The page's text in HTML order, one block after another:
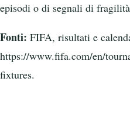
episodi o di segnali di
Fonti: FIFA, risultati e
https://www.fifa.com/en/
fixtures.